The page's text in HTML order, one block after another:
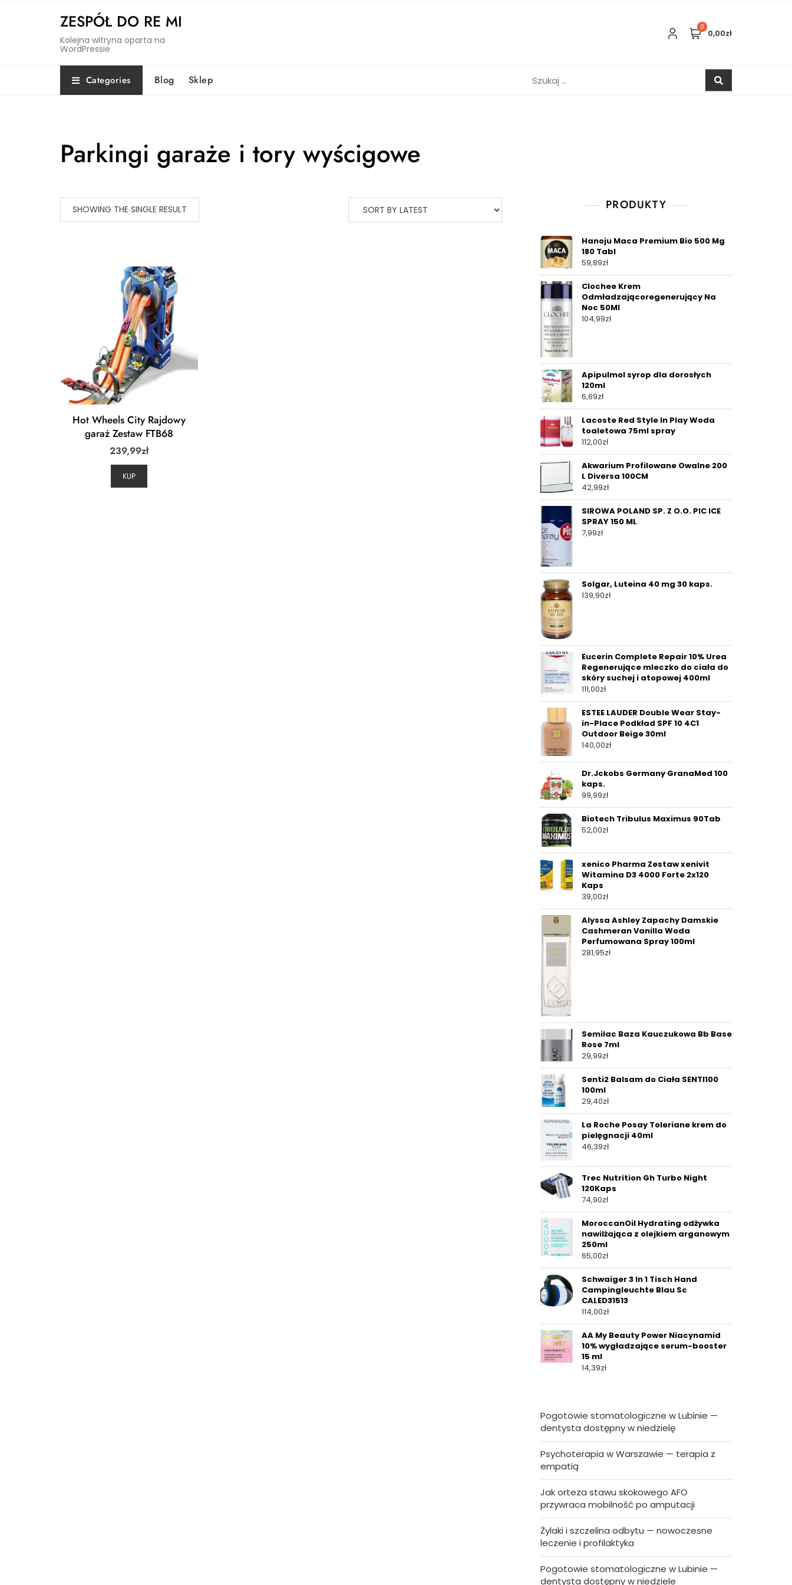
ZESPÓŁ DO RE MI
Kolejna witryna oparta na
WordPressie
0
0,00zł
Categories Blog Sklep
Parkingi garaże i tory wyścigowe
SHOWING THE SINGLE RESULT
Hot Wheels City Rajdowy
garaż Zestaw FTB68
239,99zł
KUP
PRODUKTY
Hanoju Maca Premium Bio 500 Mg
180 Tabl
59,89zł
Clochee Krem
Odmładzającoregenerujący Na
Noc 50Ml
104,99zł
Apipulmol syrop dla dorosłych
120ml
6,69zł
Lacoste Red Style In Play Woda
toaletowa 75ml spray
112,00zł
Akwarium Profilowane Owalne 200
L Diversa 100CM
42,99zł
SIROWA POLAND SP. Z O.O. PIC ICE
SPRAY 150 ML
7,99zł
Solgar, Luteina 40 mg 30 kaps.
139,90zł
Eucerin Complete Repair 10% Urea
Regenerujące mleczko do ciała do
skóry suchej i atopowej 400ml
111,00zł
ESTEE LAUDER Double Wear Stay-
in-Place Podkład SPF 10 4C1
Outdoor Beige 30ml
140,00zł
Dr.Jckobs Germany GranaMed 100
kaps.
99,99zł
Biotech Tribulus Maximus 90Tab
52,00zł
xenico Pharma Zestaw xenivit
Witamina D3 4000 Forte 2x120
Kaps
39,00zł
Alyssa Ashley Zapachy Damskie
Cashmeran Vanilla Woda
Perfumowana Spray 100ml
281,95zł
Semilac Baza Kauczukowa Bb Base
Rose 7ml
29,99zł
Senti2 Balsam do Ciała SENTI100
100ml
29,40zł
La Roche Posay Toleriane krem do
pielęgnacji 40ml
46,39zł
Trec Nutrition Gh Turbo Night
120Kaps
74,90zł
MoroccanOil Hydrating odżywka
nawilżająca z olejkiem arganowym
250ml
65,00zł
Schwaiger 3 In 1 Tisch Hand
Campingleuchte Blau Sc
CALED31513
114,00zł
AA My Beauty Power Niacynamid
10% wygładzające serum-booster
15 ml
14,39zł
Pogotowie stomatologiczne w Lubinie —
dentysta dostępny w niedzielę
Psychoterapia w Warszawie — terapia z
empatią
Jak orteza stawu skokowego AFO
przywraca mobilność po amputacji
Żylaki i szczelina odbytu — nowoczesne
leczenie i profilaktyka
Pogotowie stomatologiczne w Lubinie —
dentysta dostępny w niedziele